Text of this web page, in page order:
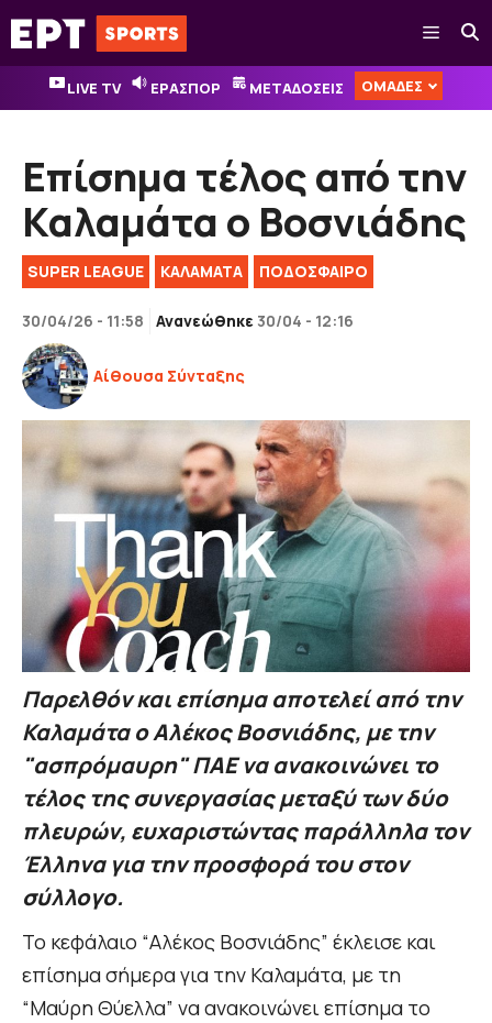
Μετάβαση
σε
περιεχόμενο
Μενού
LIVE TV ΕΡΑΣΠΟΡ ΜΕΤΑΔΟΣΕΙΣ ΟΜΑΔΕΣ
Επίσημα τέλος από την
Καλαμάτα ο Βοσνιάδης
SUPER LEAGUE ΚΑΛΑΜΑΤΑ ΠΟΔΟΣΦΑΙΡΟ
30/04/26 - 11:58 Ανανεώθηκε 30/04 - 12:16
Αίθουσα Σύνταξης
Παρελθόν και επίσημα αποτελεί από την
Καλαμάτα ο Αλέκος Βοσνιάδης, με την
"ασπρόμαυρη" ΠΑΕ να ανακοινώνει το
τέλος της συνεργασίας μεταξύ των δύο
πλευρών, ευχαριστώντας παράλληλα τον
Έλληνα για την προσφορά του στον
σύλλογο.
Το κεφάλαιο “Αλέκος Βοσνιάδης” έκλεισε και
επίσημα σήμερα για την Καλαμάτα, με τη
“Μαύρη Θύελλα” να ανακοινώνει επίσημα το